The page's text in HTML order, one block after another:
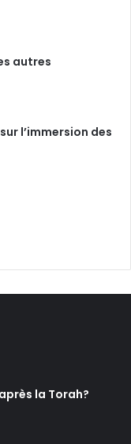
autres
l’immersion des
la Torah?